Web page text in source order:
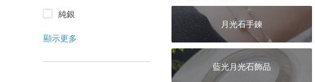
純銀
顯示更多
月光石手鍊
藍光月光石飾品